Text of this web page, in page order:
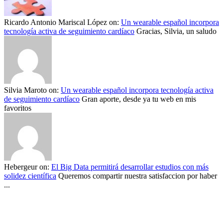
Ricardo Antonio Mariscal López on: Un wearable español incorpora
tecnología activa de seguimiento cardíaco Gracias, Silvia, un saludo
Silvia Maroto on: Un wearable español incorpora tecnología activa
de seguimiento cardíaco Gran aporte, desde ya tu web en mis
favoritos
Hebergeuron: El Big Data permitirá desarrollar estudios con más
solidez científica Queremos compartir nuestra satisfaccion por haber
...